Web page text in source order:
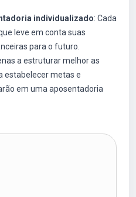
individualizado: Cada
leve em conta suas
para o futuro.
a estruturar melhor as
estabelecer metas e
em uma aposentadoria